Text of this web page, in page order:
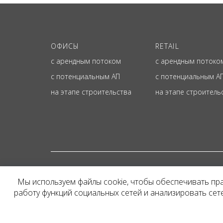
ОФИСЫ
с арендным потоком
с потенциальным АП
на этапе строительства
RETAIL
с арендным
с потенциальным
на этапе
Представленная на
и не является
Мы используем файлы cookie, чтобы обеспечивать
работу функций социальных сетей и анализировать